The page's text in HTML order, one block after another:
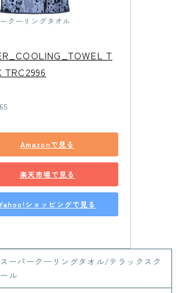
クーリングタオル
T
TRC2996
Amazonで見る
楽天市場で見る
ショッピングで見る
スーパークーリングタオル/テラックスク
ール